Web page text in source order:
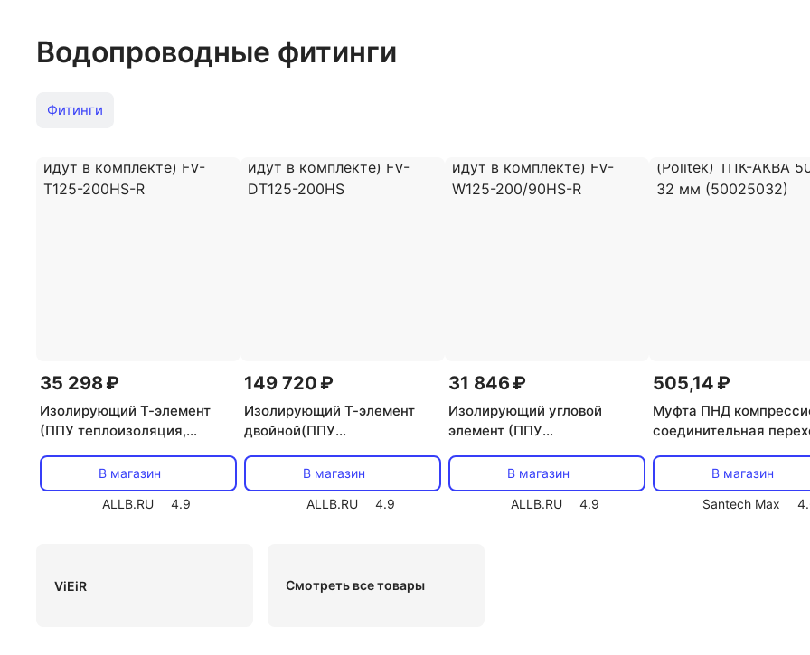
Водопроводные фитинги
Фитинги
35 298 ₽
Изолирующий Т-элемент
(ППУ теплоизоляция,
крепления идут в
комплекте) FV-T125-200HS-
В магазин
ALLB.RU
4.9
149 720 ₽
Изолирующий Т-элемент
двойной(ППУ
элементы крепления идут в
комплекте) FV-DT125-
В магазин
ALLB.RU
4.9
31 846 ₽
Изолирующий угловой
элемент (ППУ
элементы крепления идут в
комплекте) FV-W125-
200/90HS-R
В магазин
ALLB.RU
4.9
505,14 ₽
Муфта ПНД
соединительная
50 х 32 мм (50025032)
В магазин
Santech Max
ViEiR Смотреть все товары